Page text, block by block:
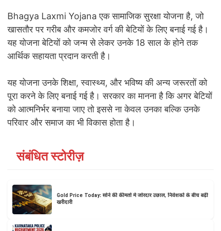
Bhagya Laxmi Yojana एक सामाजिक सुरक्षा योजना है, जो
खासतौर पर गरीब और कमजोर वर्ग की बेटियों के लिए बनाई गई है।
यह योजना बेटियों को जन्म से लेकर उनके 18 साल के होने तक
आर्थिक सहायता प्रदान करती है।
यह योजना उनके शिक्षा, स्वास्थ्य, और भविष्य की अन्य जरूरतों को
पूरा करने के लिए बनाई गई है। सरकार का मानना है कि अगर बेटियों
को आत्मनिर्भर बनाया जाए तो इससे ना केवल उनका बल्कि उनके
परिवार और समाज का भी विकास होता है।
संबंधित स्टोरीज़
Gold Price Today: सोने की कीमतों में जोरदार उछाल, निवेशकों के बीच बढ़ी
खरीदारी